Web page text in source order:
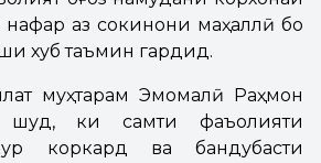
нафар аз сокинони маҳаллӣ бо
хуб таъмин гардид.
муҳтарам Эмомалӣ Раҳмон
шуд, ки самти фаъолияти
коркард ва бандубасти